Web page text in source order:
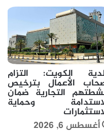
الكويت: التزام
الأعمال بترخيص
التجارية ضمان
وحماية
أغسطس 6, 2026